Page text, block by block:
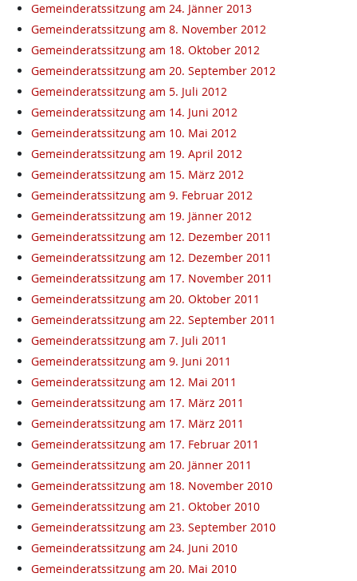
Gemeinderatssitzung am 24. Jänner 2013
Gemeinderatssitzung am 8. November 2012
Gemeinderatssitzung am 18. Oktober 2012
Gemeinderatssitzung am 20. September 2012
Gemeinderatssitzung am 5. Juli 2012
Gemeinderatssitzung am 14. Juni 2012
Gemeinderatssitzung am 10. Mai 2012
Gemeinderatssitzung am 19. April 2012
Gemeinderatssitzung am 15. März 2012
Gemeinderatssitzung am 9. Februar 2012
Gemeinderatssitzung am 19. Jänner 2012
Gemeinderatssitzung am 12. Dezember 2011
Gemeinderatssitzung am 12. Dezember 2011
Gemeinderatssitzung am 17. November 2011
Gemeinderatssitzung am 20. Oktober 2011
Gemeinderatssitzung am 22. September 2011
Gemeinderatssitzung am 7. Juli 2011
Gemeinderatssitzung am 9. Juni 2011
Gemeinderatssitzung am 12. Mai 2011
Gemeinderatssitzung am 17. März 2011
Gemeinderatssitzung am 17. März 2011
Gemeinderatssitzung am 17. Februar 2011
Gemeinderatssitzung am 20. Jänner 2011
Gemeinderatssitzung am 18. November 2010
Gemeinderatssitzung am 21. Oktober 2010
Gemeinderatssitzung am 23. September 2010
Gemeinderatssitzung am 24. Juni 2010
Gemeinderatssitzung am 20. Mai 2010